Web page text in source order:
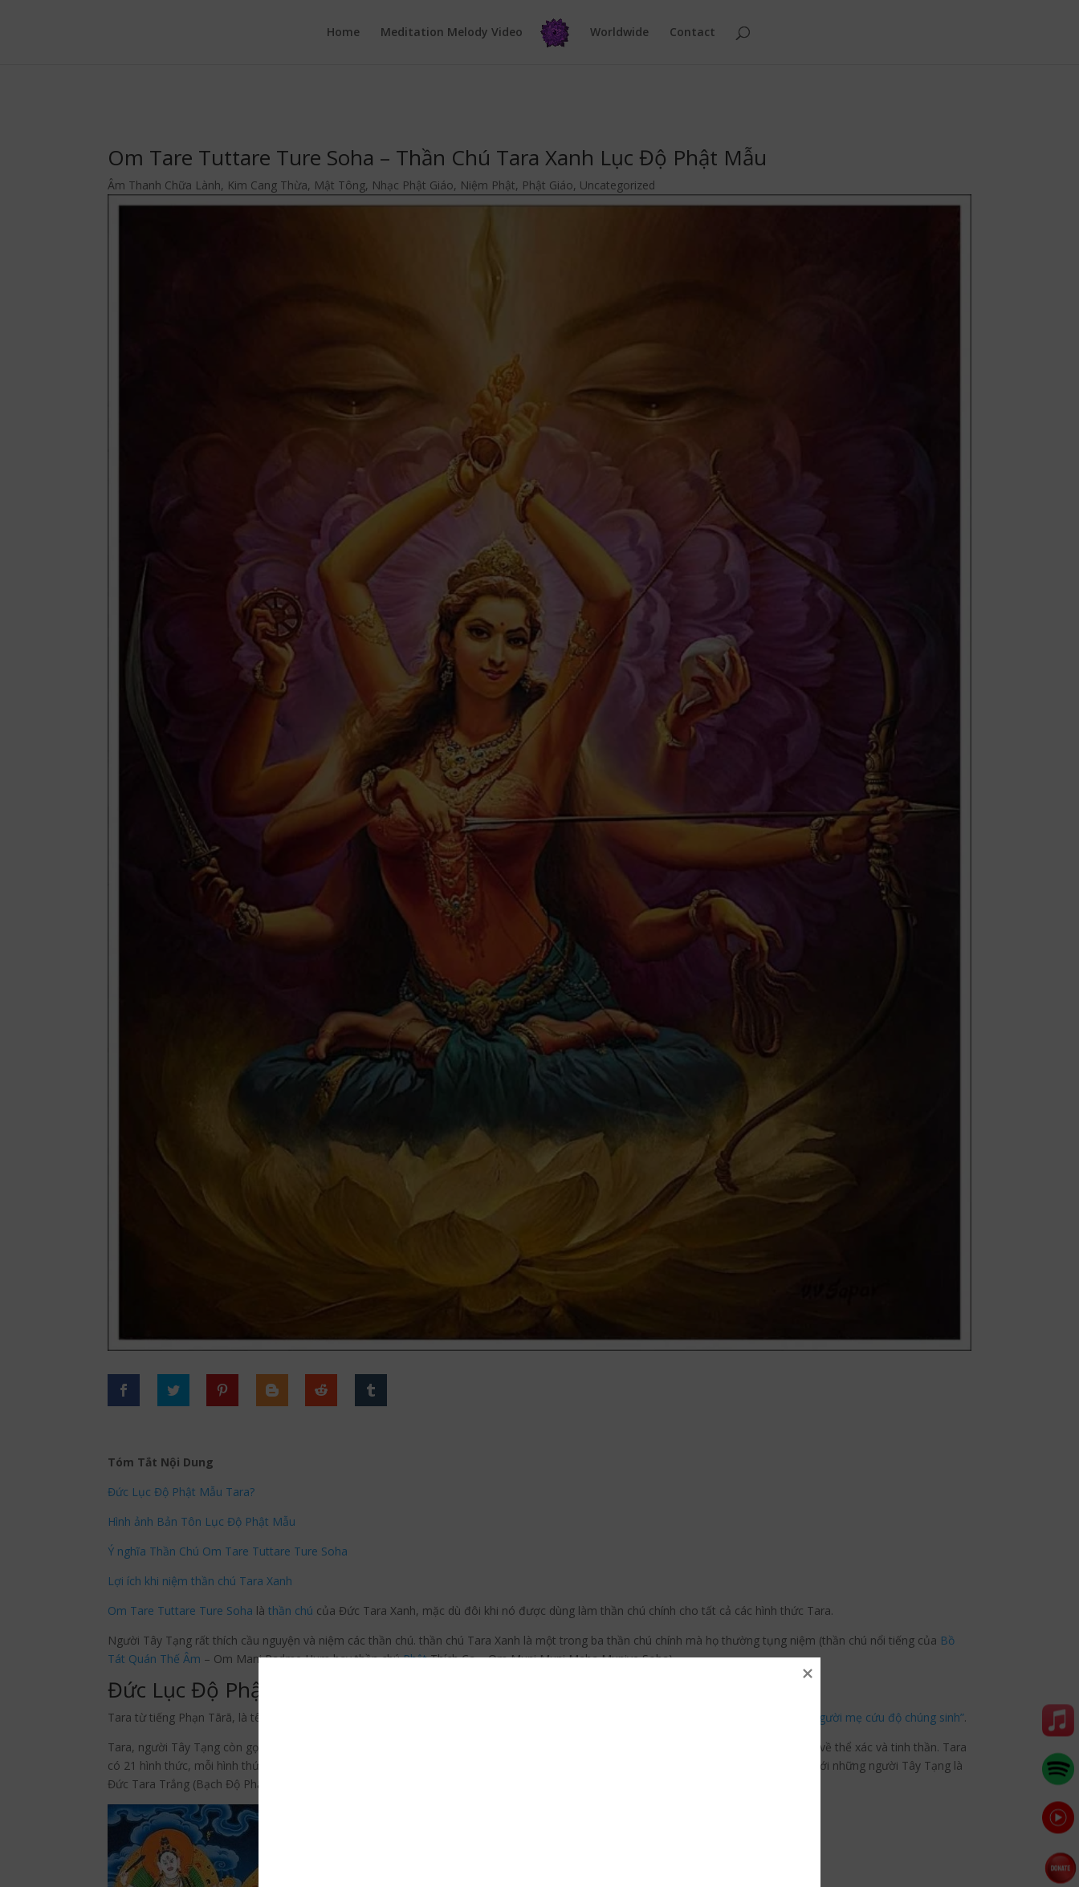
Home
Meditation Melody Video Worldwide Contact
Om Tare Tuttare Ture Soha – Thần Chú Tara Xanh Lục Độ Phật Mẫu
Âm Thanh Chữa Lành, Kim Cang Thừa, Mật Tông, Nhạc Phật Giáo, Niệm Phật, Phật Giáo, Uncategorized
Tóm Tắt Nội Dung
Đức Lục Độ Phật Mẫu Tara?
Hình ảnh Bản Tôn Lục Độ Phật Mẫu
Ý nghĩa Thần Chú Om Tare Tuttare Ture Soha
Lợi ích khi niệm thần chú Tara Xanh
Om Tare Tuttare Ture Soha làthần chú của Đức Tara Xanh, mặc dù đôi khi nó được dùng làm thần chú chính cho tất cả các hình thức Tara.
Người Tây Tạng rất thích cầu nguyện và niệm các thần chú. thần chú Tara Xanh là một trong ba thần chú chính mà họ thường tụng niệm (thần chú nổi tiếng của Bồ
Tát Quán Thế Âm – Om Mani Padme Hum hay thần chúPhậtThích Ca – Om Muni Muni Maha Muniye Soha)
Đức Lục Độ Phật Mẫu Tara?
Tara từ tiếng Phạn Tārā, là tên của một vị nữ Bồ Tát thường gặp trong Độ Mẫu, Cứu Độ Mẫu, là “người mẹ cứu độ chúng sinh”.
Tara, người Tây Tạng còn gọi là Drolma, được cho là Bồ Tát hay Phật
, một người bảo trợ giúp con người thoát khỏi những đau khổ về thể xác và tinh thần. Tara
có 21 hình thức, mỗi hình thức đều có màu sắc khác nhau và thuộc tính tâm linh. Trong số 21 hình thức này, có 2 hình thức phổ biến đối với những người Tây Tạng là
Đức Tara Trắng (Bạch Độ Phật Mẫu) và Đức Tara Xanh (Lục Độ Phật Mẫu).
Facebook
Tumblr